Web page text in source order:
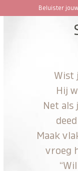
Beluister
Open
Close
Wist
Hij
Net als
Maak
vroeg